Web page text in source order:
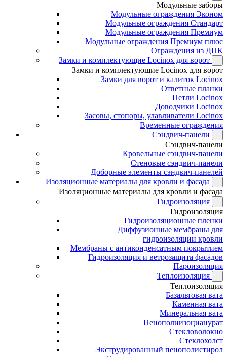
Модульные заборы
Модульные ограждения Эконом
Модульные ограждения Стандарт
Модульные ограждения Премиум
Модульные ограждения Премиум плюс
Ограждения из ДПК
Замки и комплектующие Locinox для ворот
Замки и комплектующие Locinox для ворот
Замки для ворот и калиток Locinox
Ответные планки
Петли Locinox
Доводчики Locinox
Засовы, стопоры, улавливатели Locinox
Временные ограждения
Сэндвич-панели
Сэндвич-панели
Кровельные сэндвич-панели
Стеновые сэндвич-панели
Доборные элементы сэндвич-панелей
Изоляционные материалы для кровли и фасада
Изоляционные материалы для кровли и фасада
Гидроизоляция
Гидроизоляция
Гидроизоляционные пленки
Диффузионные мембраны для
гидроизоляции кровли
Мембраны с антиконденсатным покрытием
Гидроизоляция и ветрозащита фасадов
Пароизоляция
Теплоизоляция
Теплоизоляция
Базальтовая вата
Каменная вата
Минеральная вата
Пенополиизоцианурат
Стекловолокно
Стеклохолст
Экструдированный пенополистирол